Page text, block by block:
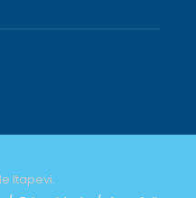
Itapevi.